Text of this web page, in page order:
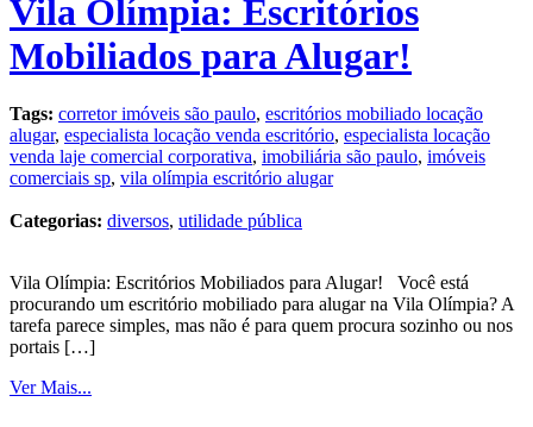
Vila Olímpia: Escritórios
Mobiliados para Alugar!
Tags: corretor imóveis são paulo, escritórios mobiliado locação
alugar, especialista locação venda escritório, especialista locação
venda laje comercial corporativa, imobiliária são paulo, imóveis
comerciais sp, vila olímpia escritório alugar
Categorias: diversos, utilidade pública
Vila Olímpia: Escritórios Mobiliados para Alugar! Você está
procurando um escritório mobiliado para alugar na Vila Olímpia? A
tarefa parece simples, mas não é para quem procura sozinho ou nos
portais […]
Ver Mais...